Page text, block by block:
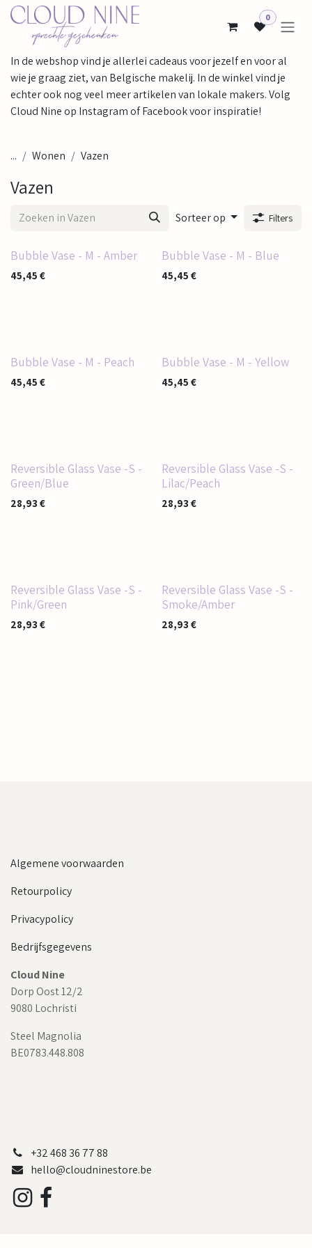
Overslaan naar inhoud
0
In de webshop vind je allerlei cadeaus voor jezelf en voor al
wie je graag ziet, van Belgische makelij. In de winkel vind je
echter ook nog veel meer artikelen van lokale makers. Volg
Cloud Nine op Instagram of Facebook voor inspiratie!
... Wonen Vazen
Vazen
Sorteer op Filters
Bubble Vase - M - Amber
45,45 €
Bubble Vase - M - Blue
45,45 €
Bubble Vase - M - Peach
45,45 €
Bubble Vase - M - Yellow
45,45 €
Reversible Glass Vase -S -
Green/Blue
28,93 €
Reversible Glass Vase -S -
Lilac/Peach
28,93 €
Reversible Glass Vase -S -
Pink/Green
28,93 €
Reversible Glass Vase -S -
Smoke/Amber
28,93 €
Algemene voorwaarden
Retourpolicy
Privacypolicy
Bedrijfsgegevens
Cloud Nine
Dorp Oost 12/2
9080 Lochristi
Steel Magnolia
BE0783.448.808
+32 468 36 77 88
hello@cloudninestore.be